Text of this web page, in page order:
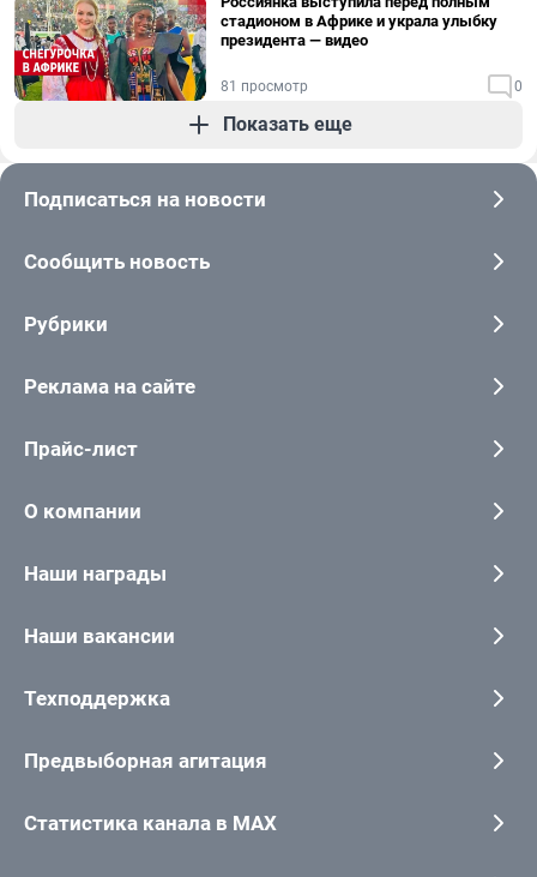
стадионом в Африке и украла улыбку
президента — видео
81 просмотр 0
Показать еще
Подписаться на новости
Сообщить новость
Рубрики
Реклама на сайте
Прайс-лист
О компании
Наши награды
Наши вакансии
Техподдержка
Предвыборная агитация
Статистика канала в MAX